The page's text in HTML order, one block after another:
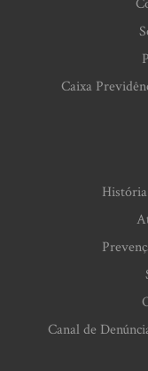
Caixa
Canal de